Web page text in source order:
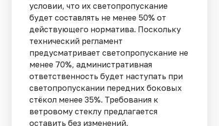
условии, что их светопропускание
будет составлять не менее 50% от
действующего норматива. Поскольку
технический регламент
предусматривает светопропускание не
менее 70%, административная
ответственность будет наступать при
светопропускании передних боковых
стёкол менее 35%. Требования к
ветровому стеклу предлагается
оставить без изменений.